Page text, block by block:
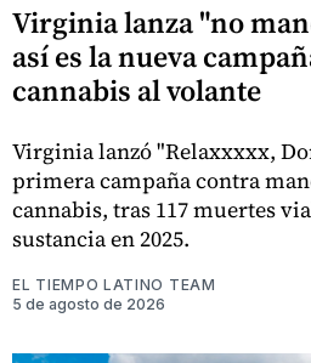
Virginia lanza "no
así es la nueva
cannabis al volante
Virginia lanzó "Relaxxxxx,
primera campaña contra
cannabis, tras 117 muertes
sustancia en 2025.
EL TIEMPO LATINO TEAM
5 de agosto de 2026